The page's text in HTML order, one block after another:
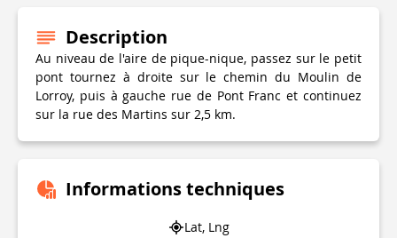
Description
Au niveau de l'aire de pique-nique, passez sur le petit
pont tournez à droite sur le chemin du Moulin de
Lorroy, puis à gauche rue de Pont Franc et continuez
sur la rue des Martins sur 2,5 km.
Informations techniques
Lat, Lng